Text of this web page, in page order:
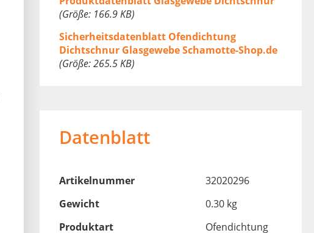
(Größe: 166.9 KB)
Sicherheitsdatenblatt Ofendichtung
Dichtschnur Glasgewebe Schamotte-Shop.de
(Größe: 265.5 KB)
Datenblatt
Artikelnummer
32020296
Gewicht
0.30 kg
Produktart
Ofendichtung